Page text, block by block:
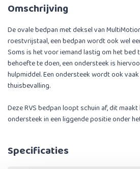
Omschrijving
De ovale bedpan met deksel van
roestvrijstaal, een bedpan wordt ook wel
Soms is het voor iemand lastig om het bed
behoefte te doen, een ondersteek is
hulpmiddel. Een ondersteek wordt ook
thuisbevalling.
Deze RVS bedpan loopt schuin af, dit
ondersteek in een liggende positie onder
Specificaties